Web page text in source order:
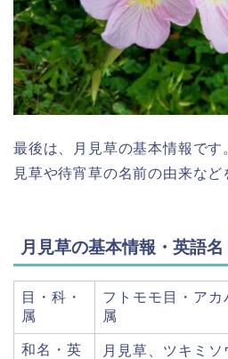
最後は、月見草の基本情報です
見草や待宵草の名前の由来など
月見草の基本情報・英語名
目・科・
属
フトモモ目・ア
属
和名・英
月見草、ツキミ